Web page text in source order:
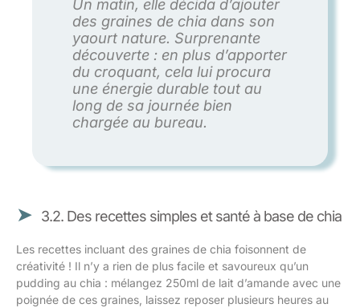
Un matin, elle décida d’ajouter
des graines de chia dans son
yaourt nature. Surprenante
découverte : en plus d’apporter
du croquant, cela lui procura
une énergie durable tout au
long de sa journée bien
chargée au bureau.
3.2. Des recettes simples et santé à base de chia
Les recettes incluant des graines de chia foisonnent de
créativité ! Il n’y a rien de plus facile et savoureux qu’un
pudding au chia : mélangez 250ml de lait d’amande avec une
poignée de ces graines, laissez reposer plusieurs heures au